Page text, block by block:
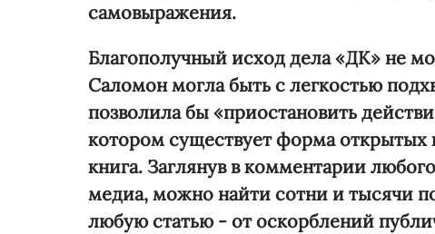
самовыражения.
Благополучный исход дела «ДК» не
Саломон могла быть с легкостью
позволила бы «приостановить
котором существует форма открытых
книга. Заглянув в комментарии
медиа, можно найти сотни и тысячи
любую статью - от оскорблений